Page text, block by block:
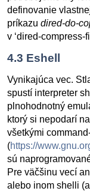
definovanie
príkazu dired-do-
v ‘dired-compress-
4.3 Eshell
Vynikajúca vec.
spustí interpreter
plnohodnotný
ktorý si nepodarí
všetkými
(https://
sú
Pre väčšinu vecí
alebo inom shelli